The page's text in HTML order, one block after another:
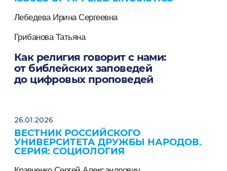
Лебедева Ирина Сергеевна
Грибанова Татьяна
Как религия говорит с нами:
от библейских заповедей
до цифровых проповедей
26.01.2026
ВЕСТНИК РОССИЙСКОГО
УНИВЕРСИТЕТА ДРУЖБЫ НАРОДОВ.
СЕРИЯ: СОЦИОЛОГИЯ